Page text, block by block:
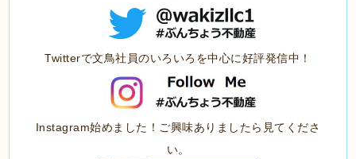
Twitterで文鳥社員のいろいろを中心に好評発信中！
Instagram始めました！ご興味ありましたら見てくださ
い。